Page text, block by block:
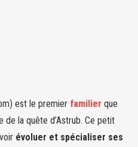
est le premier familier que
la quête d’Astrub. Ce petit
évoluer et spécialiser ses